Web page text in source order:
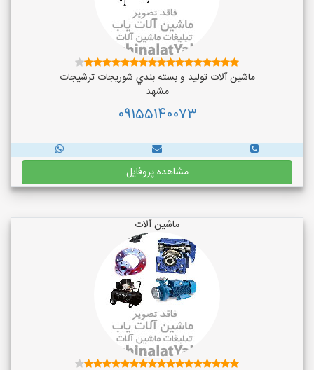
ماشین آلات توليد و بسته بندي شوريجات ترشيجات
مشهد
09155140073
مشاهده پروفایل
ماشین آلات